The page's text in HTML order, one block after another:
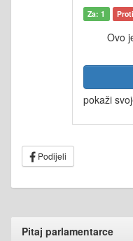
Za: 1
Ovo
pokaži
Podijeli
Pitaj parlamentarce